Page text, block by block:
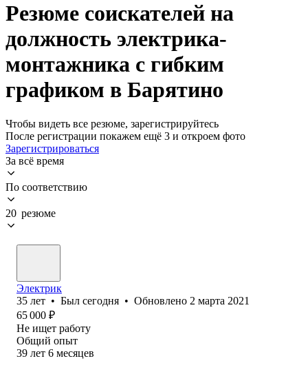
Резюме соискателей на
должность электрика-
монтажника с гибким
графиком в Барятино
Чтобы видеть все резюме, зарегистрируйтесь
После регистрации покажем ещё 3 и откроем фото
Зарегистрироваться
За всё время
По соответствию
20 резюме
Электрик
35 лет • Был сегодня • Обновлено 2 марта 2021
65 000 ₽
Не ищет работу
Общий опыт
39 лет 6 месяцев